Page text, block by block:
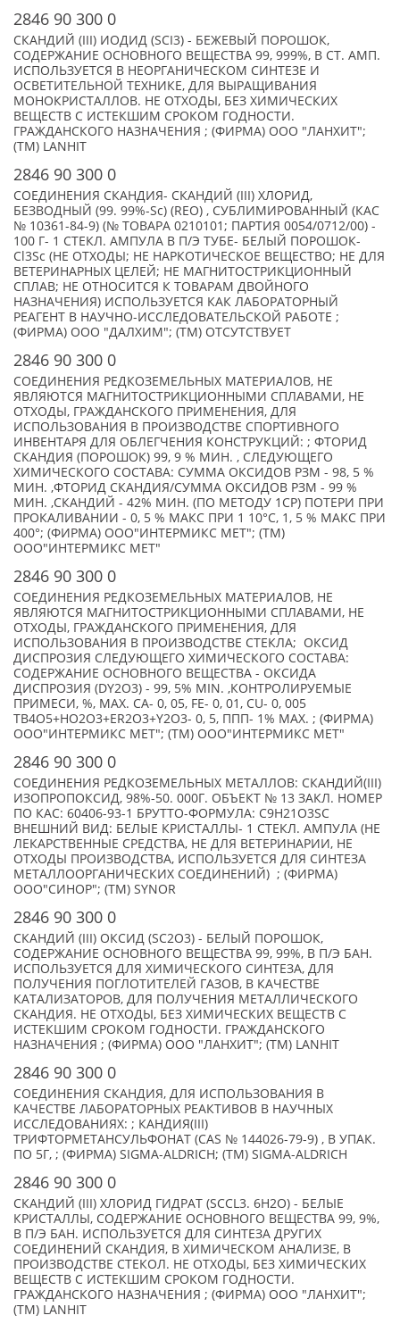
2846 90 300 0
СКАНДИЙ (III) ИОДИД (SCI3) - БЕЖЕВЫЙ ПОРОШОК,
СОДЕРЖАНИЕ ОСНОВНОГО ВЕЩЕСТВА 99, 999%, В СТ. АМП.
ИСПОЛЬЗУЕТСЯ В НЕОРГАНИЧЕСКОМ СИНТЕЗЕ И
ОСВЕТИТЕЛЬНОЙ ТЕХНИКЕ, ДЛЯ ВЫРАЩИВАНИЯ
МОНОКРИСТАЛЛОВ. НЕ ОТХОДЫ, БЕЗ ХИМИЧЕСКИХ
ВЕЩЕСТВ С ИСТЕКШИМ СРОКОМ ГОДНОСТИ.
ГРАЖДАНСКОГО НАЗНАЧЕНИЯ ; (ФИРМА) ООО "ЛАНХИТ";
(TM) LANHIT
2846 90 300 0
СОЕДИНЕНИЯ СКАНДИЯ- СКАНДИЙ (III) ХЛОРИД,
БЕЗВОДНЫЙ (99. 99%-Sc) (REO) , СУБЛИМИРОВАННЫЙ (КАС
№ 10361-84-9) (№ ТОВАРА 0210101; ПАРТИЯ 0054/0712/00) -
100 Г- 1 СТЕКЛ. АМПУЛА В П/Э ТУБЕ- БЕЛЫЙ ПОРОШОК-
Cl3Sc (НЕ ОТХОДЫ; НЕ НАРКОТИЧЕСКОЕ ВЕЩЕСТВО; НЕ ДЛЯ
ВЕТЕРИНАРНЫХ ЦЕЛЕЙ; НЕ МАГНИТОСТРИКЦИОННЫЙ
СПЛАВ; НЕ ОТНОСИТСЯ К ТОВАРАМ ДВОЙНОГО
НАЗНАЧЕНИЯ) ИСПОЛЬЗУЕТСЯ КАК ЛАБОРАТОРНЫЙ
РЕАГЕНТ В НАУЧНО-ИССЛЕДОВАТЕЛЬСКОЙ РАБОТЕ ;
(ФИРМА) ООО "ДАЛХИМ"; (TM) ОТСУТСТВУЕТ
2846 90 300 0
СОЕДИНЕНИЯ РЕДКОЗЕМЕЛЬНЫХ МАТЕРИАЛОВ, НЕ
ЯВЛЯЮТСЯ МАГНИТОСТРИКЦИОННЫМИ СПЛАВАМИ, НЕ
ОТХОДЫ, ГРАЖДАНСКОГО ПРИМЕНЕНИЯ, ДЛЯ
ИСПОЛЬЗОВАНИЯ В ПРОИЗВОДСТВЕ СПОРТИВНОГО
ИНВЕНТАРЯ ДЛЯ ОБЛЕГЧЕНИЯ КОНСТРУКЦИЙ: ; ФТОРИД
СКАНДИЯ (ПОРОШОК) 99, 9 % МИН. , СЛЕДУЮЩЕГО
ХИМИЧЕСКОГО СОСТАВА: СУММА ОКСИДОВ РЗМ - 98, 5 %
МИН. ,ФТОРИД СКАНДИЯ/СУММА ОКСИДОВ РЗМ - 99 %
МИН. ,СКАНДИЙ - 42% МИН. (ПО МЕТОДУ 1СР) ПОТЕРИ ПРИ
ПРОКАЛИВАНИИ - 0, 5 % МАКС ПРИ 1 10°С, 1, 5 % МАКС ПРИ
400°; (ФИРМА) ООО"ИНТЕРМИКС МЕТ"; (TM)
ООО"ИНТЕРМИКС МЕТ"
2846 90 300 0
СОЕДИНЕНИЯ РЕДКОЗЕМЕЛЬНЫХ МАТЕРИАЛОВ, НЕ
ЯВЛЯЮТСЯ МАГНИТОСТРИКЦИОННЫМИ СПЛАВАМИ, НЕ
ОТХОДЫ, ГРАЖДАНСКОГО ПРИМЕНЕНИЯ, ДЛЯ
ИСПОЛЬЗОВАНИЯ В ПРОИЗВОДСТВЕ СТЕКЛА; ОКСИД
ДИСПРОЗИЯ СЛЕДУЮЩЕГО ХИМИЧЕСКОГО СОСТАВА:
СОДЕРЖАНИЕ ОСНОВНОГО ВЕЩЕСТВА - ОКСИДА
ДИСПРОЗИЯ (DY2O3) - 99, 5% MIN. ,КОНТРОЛИРУЕМЫЕ
ПРИМЕСИ, %, MAX. CA- 0, 05, FE- 0, 01, CU- 0, 005
TB4O5+HO2O3+ER2O3+Y2O3- 0, 5, ППП- 1% MAX. ; (ФИРМА)
ООО"ИНТЕРМИКС МЕТ"; (TM) ООО"ИНТЕРМИКС МЕТ"
2846 90 300 0
СОЕДИНЕНИЯ РЕДКОЗЕМЕЛЬНЫХ МЕТАЛЛОВ: СКАНДИЙ(III)
ИЗОПРОПОКСИД, 98%-50. 000Г. ОБЪЕКТ № 13 ЗАКЛ. НОМЕР
ПО КАС: 60406-93-1 БРУТТО-ФОРМУЛА: C9H21O3SC
ВНЕШНИЙ ВИД: БЕЛЫЕ КРИСТАЛЛЫ- 1 СТЕКЛ. АМПУЛА (НЕ
ЛЕКАРСТВЕННЫЕ СРЕДСТВА, НЕ ДЛЯ ВЕТЕРИНАРИИ, НЕ
ОТХОДЫ ПРОИЗВОДСТВА, ИСПОЛЬЗУЕТСЯ ДЛЯ СИНТЕЗА
МЕТАЛЛООРГАНИЧЕСКИХ СОЕДИНЕНИЙ) ; (ФИРМА)
ООО"СИНОР"; (TM) SYNOR
2846 90 300 0
СКАНДИЙ (III) ОКСИД (SC2O3) - БЕЛЫЙ ПОРОШОК,
СОДЕРЖАНИЕ ОСНОВНОГО ВЕЩЕСТВА 99, 99%, В П/Э БАН.
ИСПОЛЬЗУЕТСЯ ДЛЯ ХИМИЧЕСКОГО СИНТЕЗА, ДЛЯ
ПОЛУЧЕНИЯ ПОГЛОТИТЕЛЕЙ ГАЗОВ, В КАЧЕСТВЕ
КАТАЛИЗАТОРОВ, ДЛЯ ПОЛУЧЕНИЯ МЕТАЛЛИЧЕСКОГО
СКАНДИЯ. НЕ ОТХОДЫ, БЕЗ ХИМИЧЕСКИХ ВЕЩЕСТВ С
ИСТЕКШИМ СРОКОМ ГОДНОСТИ. ГРАЖДАНСКОГО
НАЗНАЧЕНИЯ ; (ФИРМА) ООО "ЛАНХИТ"; (TM) LANHIT
2846 90 300 0
СОЕДИНЕНИЯ СКАНДИЯ, ДЛЯ ИСПОЛЬЗОВАНИЯ В
КАЧЕСТВЕ ЛАБОРАТОРНЫХ РЕАКТИВОВ В НАУЧНЫХ
ИССЛЕДОВАНИЯХ: ; КАНДИЯ(III)
ТРИФТОРМЕТАНСУЛЬФОНАТ (CAS № 144026-79-9) , В УПАК.
ПО 5Г, ; (ФИРМА) SIGMA-ALDRICH; (TM) SIGMA-ALDRICH
2846 90 300 0
СКАНДИЙ (III) ХЛОРИД ГИДРАТ (SCCL3. 6H2O) - БЕЛЫЕ
КРИСТАЛЛЫ, СОДЕРЖАНИЕ ОСНОВНОГО ВЕЩЕСТВА 99, 9%,
В П/Э БАН. ИСПОЛЬЗУЕТСЯ ДЛЯ СИНТЕЗА ДРУГИХ
СОЕДИНЕНИЙ СКАНДИЯ, В ХИМИЧЕСКОМ АНАЛИЗЕ, В
ПРОИЗВОДСТВЕ СТЕКОЛ. НЕ ОТХОДЫ, БЕЗ ХИМИЧЕСКИХ
ВЕЩЕСТВ С ИСТЕКШИМ СРОКОМ ГОДНОСТИ.
ГРАЖДАНСКОГО НАЗНАЧЕНИЯ ; (ФИРМА) ООО "ЛАНХИТ";
(TM) LANHIT